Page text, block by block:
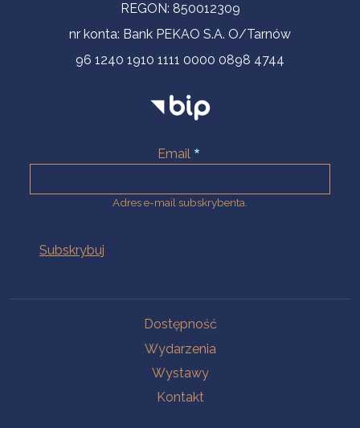
REGON: 850012309
nr konta: Bank PEKAO S.A. O/Tarnów
96 1240 1910 1111 0000 0898 4744
Email
Adres e-mail subskrybenta.
Dostępność
Wydarzenia
Wystawy
Kontakt